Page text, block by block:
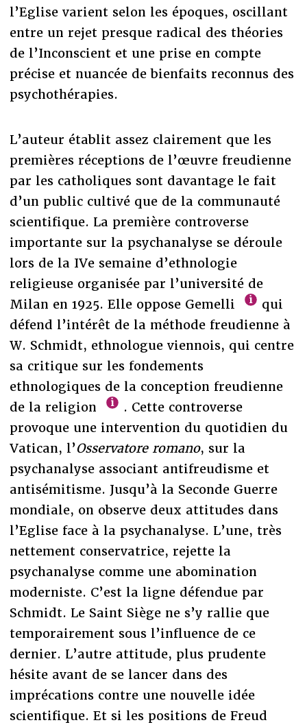
l’Eglise varient selon les époques, oscillant
entre un rejet presque radical des théories
de l’Inconscient et une prise en compte
précise et nuancée de bienfaits reconnus des
psychothérapies.
L’auteur établit assez clairement que les
premières réceptions de l’œuvre freudienne
par les catholiques sont davantage le fait
d’un public cultivé que de la communauté
scientifique. La première controverse
importante sur la psychanalyse se déroule
lors de la IVe semaine d’ethnologie
religieuse organisée par l’université de
Milan en 1925. Elle oppose Gemelli
qui
défend l’intérêt de la méthode freudienne à
W. Schmidt, ethnologue viennois, qui centre
sa critique sur les fondements
ethnologiques de la conception freudienne
de la religion
. Cette controverse
provoque une intervention du quotidien du
Vatican, l’Osservatore romano, sur la
psychanalyse associant antifreudisme et
antisémitisme. Jusqu’à la Seconde Guerre
mondiale, on observe deux attitudes dans
l’Eglise face à la psychanalyse. L’une, très
nettement conservatrice, rejette la
psychanalyse comme une abomination
moderniste. C’est la ligne défendue par
Schmidt. Le Saint Siège ne s’y rallie que
temporairement sous l’influence de ce
dernier. L’autre attitude, plus prudente
hésite avant de se lancer dans des
imprécations contre une nouvelle idée
scientifique. Et si les positions de Freud